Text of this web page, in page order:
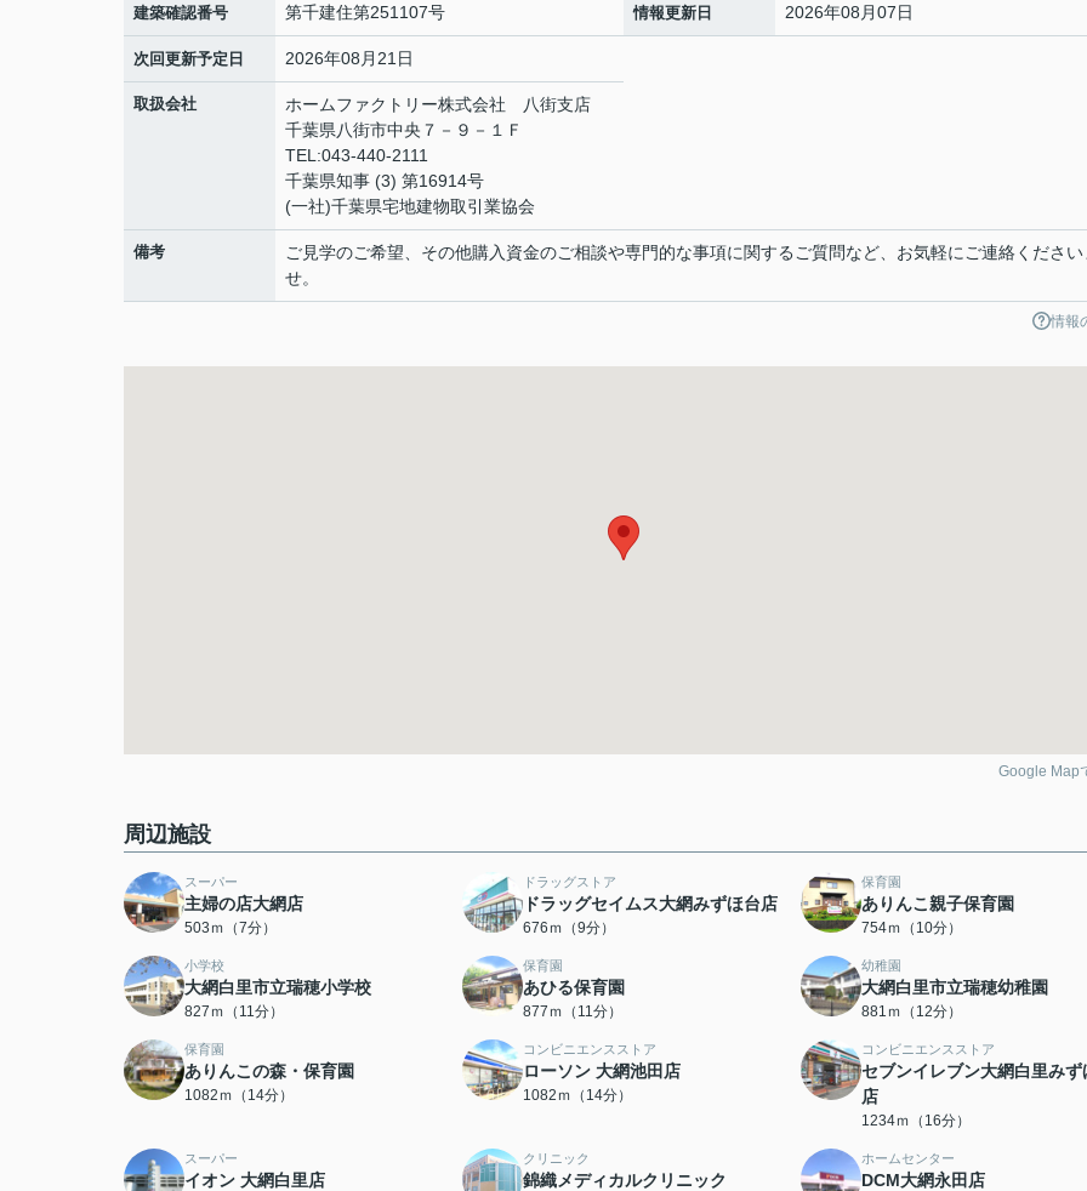
建築確認番号 第千建住第251107号 情報更新日 2026年08月07日
次回更新予定日 2026年08月21日
取扱会社
ホームファクトリー株式会社 八街支店
千葉県八街市中央７－９－１Ｆ
TEL:043-440-2111
千葉県知事 (3) 第16914号
(一社)千葉県宅地建物取引業協会
備考
ご見学のご希望、その他購入資金のご相談や専門的な事項に関するご質問など、お気軽にご連絡ください
せ。
情報
Google Map
周辺施設
スーパー
主婦の店大網店
503ｍ（7分）
ドラッグストア
ドラッグセイムス大網みずほ台店
676ｍ（9分）
保育園
ありんこ親子保育園
754ｍ（10分）
小学校
大網白里市立瑞穂小学校
827ｍ（11分）
保育園
あひる保育園
877ｍ（11分）
幼稚園
大網白里市立瑞穂幼稚園
881ｍ（12分）
保育園
ありんこの森・保育園
1082ｍ（14分）
コンビニエンスストア
ローソン 大網池田店
1082ｍ（14分）
コンビニエンスストア
セブンイレブン大網白里みず
店
1234ｍ（16分）
スーパー
イオン 大網白里店
クリニック
錦織メディカルクリニック
ホームセンター
DCM大網永田店